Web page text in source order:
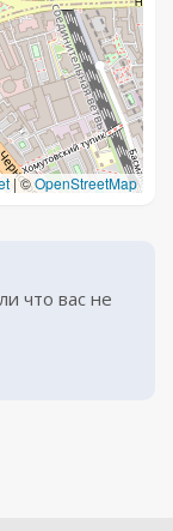
|©OpenStreetMap
что вас не